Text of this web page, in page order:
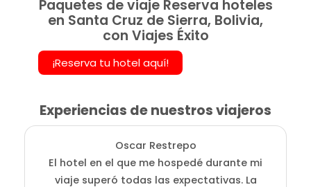
Paquetes de viaje Reserva hoteles
en Santa Cruz de Sierra, Bolivia,
con Viajes Éxito
¡Reserva tu hotel aquí!
Experiencias de nuestros viajeros
Oscar Restrepo
El hotel en el que me hospedé durante mi
viaje superó todas las expectativas. La